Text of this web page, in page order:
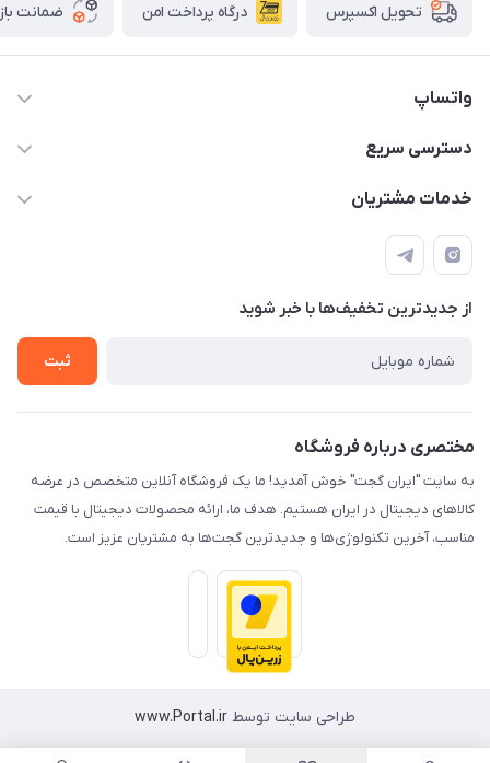
تحویل اکسپرس درگاه پرداخت امن ضمانت
واتساپ
09933276933 واتس اپ و اینستاگرام - فقط
دسترسی سریع
حساب کاربری
لیست محصولات
درباره ما
خدمات مشتریان
قوانین و مقررات
حریم خصوصی
راهنما
از جدید‌ترین تخفیف‌ها با‌ خبر شوید
ثبت
مختصری درباره فروشگاه
به سایت "ایران گجت" خوش آمدید! ما یک فروشگاه آنلاین متخصص در عرضه
کالاهای دیجیتال در ایران هستیم. هدف ما، ارائه محصولات دیجیتال با قیمت
مناسب، آخرین تکنولوژی‌ها و جدیدترین گجت‌ها به مشتریان عزیز است.
طراحی سایت توسط www.Portal.ir